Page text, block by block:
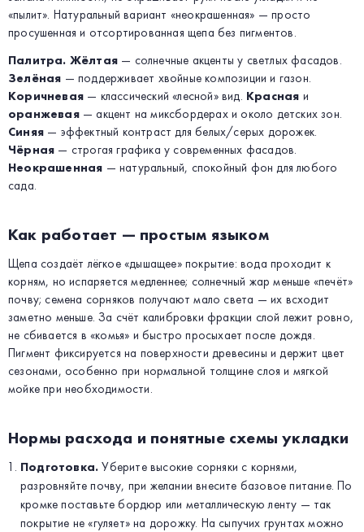
«пылит». Натуральный вариант «неокрашенная» — просто
просушенная и отсортированная щепа без пигментов.
Палитра. Жёлтая — солнечные акценты у светлых фасадов.
Зелёная — поддерживает хвойные композиции и газон.
Коричневая — классический «лесной» вид. Красная и
оранжевая— акцент на миксбордерах и около детских зон.
Синяя — эффектный контраст для белых/серых дорожек.
Чёрная — строгая графика у современных фасадов.
Неокрашенная — натуральный, спокойный фон для любого
сада.
Как работает — простым языком
Щепа создаёт лёгкое «дышащее» покрытие: вода проходит к
корням, но испаряется медленнее; солнечный жар меньше «печёт»
почву; семена сорняков получают мало света — их всходит
заметно меньше. За счёт калибровки фракции слой лежит ровно,
не сбивается в «комья» и быстро просыхает после дождя.
Пигмент фиксируется на поверхности древесины и держит цвет
сезонами, особенно при нормальной толщине слоя и мягкой
мойке при необходимости.
Нормы расхода и понятные схемы укладки
Подготовка. Уберите высокие сорняки с корнями,
разровняйте почву, при желании внесите базовое питание. По
кромке поставьте бордюр или металлическую ленту — так
покрытие не «гуляет» на дорожку. На сыпучих грунтах можно